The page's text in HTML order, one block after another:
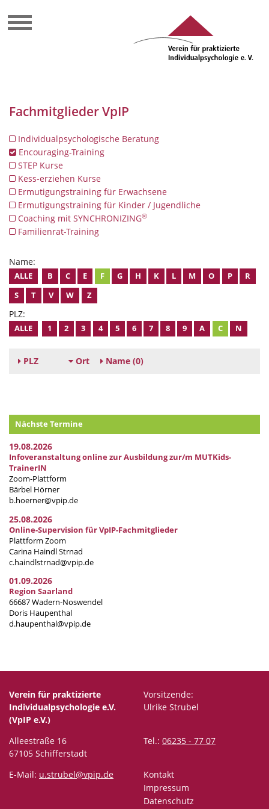
Fachmitglieder VpIP
Individualpsychologische Beratung
Encouraging-Training
STEP Kurse
Kess-erziehen Kurse
Ermutigungstraining für Erwachsene
Ermutigungstraining für Kinder / Jugendliche
Coaching mit SYNCHRONIZING®
Familienrat-Training
Name:
ALLE B C E F G H K L M O P
R
S
T V W Z
PLZ:
ALLE 1 2 3 4 5 6 7 8 9 A C N
PLZ Ort Name (0)
Nächste Termine
19.08.2026
Infoveranstaltung online zur Ausbildung zur/m MUTKids-
TrainerIN
Zoom-Plattform
Bärbel Hörner
b.hoerner@vpip.de
25.08.2026
Online-Supervision für VpIP-Fachmitglieder
Plattform Zoom
Carina Haindl Strnad
c.haindlstrnad@vpip.de
01.09.2026
Region Saarland
66687 Wadern-Noswendel
Doris Haupenthal
d.haupenthal@vpip.de
Verein für praktizierte
Individualpsychologie e.V.
(VpIP e.V.)
Vorsitzende:
Ulrike Strubel
Alleestraße 16
67105 Schifferstadt
Tel.: 06235 - 77 07
E-Mail: u.strubel@vpip.de
Kontakt
Impressum
Datenschutz